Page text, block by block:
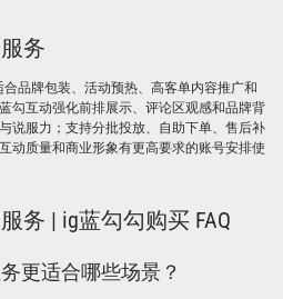
务
品牌包装、活动预热、高客单内容推广和
勾互动强化前排展示、评论区观感和品牌背
说服力；支持分批投放、自助下单、售后补
动质量和商业形象有更高要求的账号安排使
务 | ig蓝勾勾购买 FAQ
更适合哪些场景？